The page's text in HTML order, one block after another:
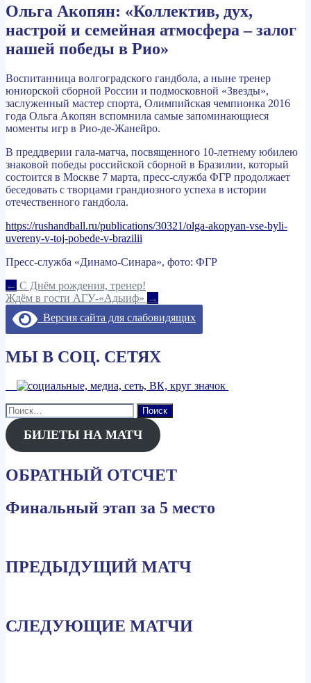
Ольга Акопян: «Коллектив, дух,
настрой и семейная атмосфера – залог
нашей победы в Рио»
Воспитанница волгоградского гандбола, а ныне тренер
юниорской сборной России и подмосковной «Звезды»,
заслуженный мастер спорта, Олимпийская чемпионка 2016
года Ольга Акопян вспомнила самые запоминающиеся
моменты игр в Рио-де-Жанейро.
В преддверии гала-матча, посвященного 10-летнему юбилею
знаковой победы российской сборной в Бразилии, который
состоится в Москве 7 марта, пресс-служба ФГР продолжает
беседовать с творцами грандиозного успеха в истории
отечественного гандбола.
https://rushandball.ru/publications/30321/olga-akopyan-vse-byli-
uvereny-v-toj-pobede-v-brazilii
Пресс-служба «Динамо-Синара», фото: ФГР
Навигация
по
записям
← С Днём рождения, тренер!
Ждём в гости АГУ-«Адыиф» →
Версия сайта для слабовидящих
МЫ В СОЦ. СЕТЯХ
Найти:
БИЛЕТЫ НА МАТЧ
ОБРАТНЫЙ ОТСЧЕТ
Финальный этап за 5 место
ПРЕДЫДУЩИЙ МАТЧ
СЛЕДУЮЩИЕ МАТЧИ